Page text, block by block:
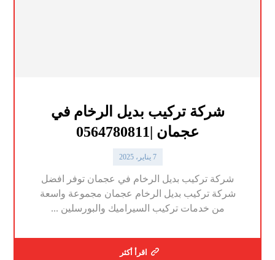
شركة تركيب بديل الرخام في
عجمان |0564780811
7 يناير، 2025
شركة تركيب بديل الرخام في عجمان توفر افضل
شركة تركيب بديل الرخام عجمان مجموعة واسعة
من خدمات تركيب السيراميك والبورسلين ...
اقرأ أكثر